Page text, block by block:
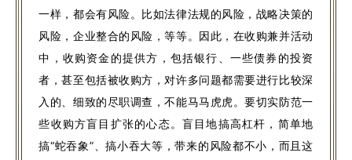
一样，都会有风险。比如法律法规的风险，战略决策的
风险，企业整合的风险，等等。因此，在收购兼并活动
中，收购资金的提供方，包括银行、一些债券的投资
者，甚至包括被收购方，对许多问题都需要进行比较深
入的、细致的尽职调查，不能马马虎虎。要切实防范一
些收购方盲目扩张的心态。盲目地搞高杠杆，简单地
搞“蛇吞象”、搞小吞大等，带来的风险都不小，而且这